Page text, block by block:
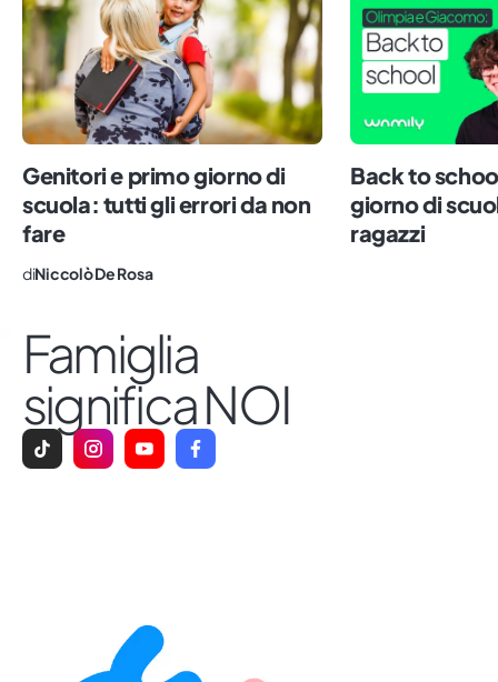
Genitori e primo giorno di
scuola: tutti gli errori da non
fare
diNiccolò De Rosa
Back to
giorno di
ragazzi
Famiglia
significa NOI